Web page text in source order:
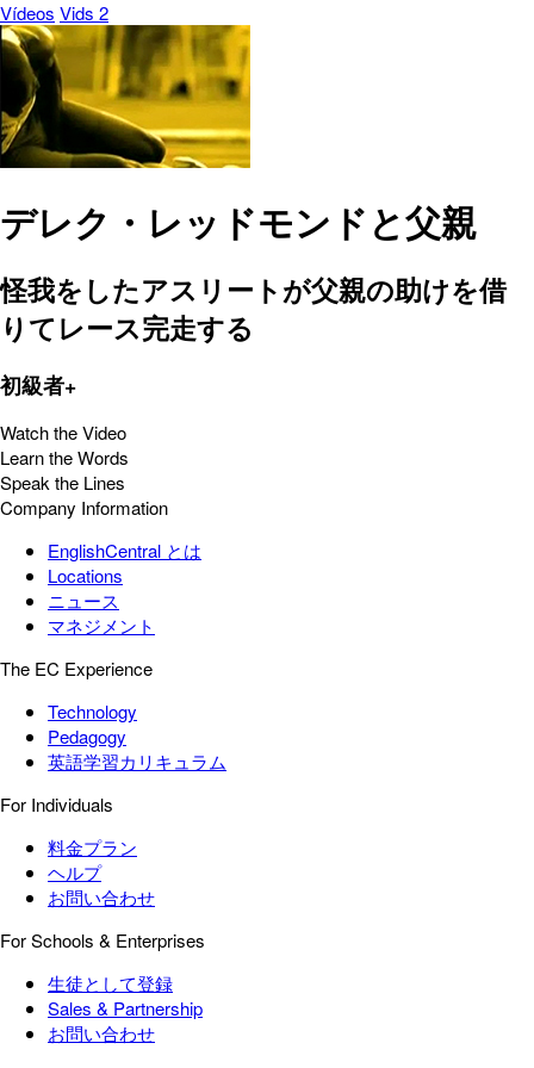
Vídeos Vids 2
デレク・レッドモンドと父親
怪我をしたアスリートが父親の助けを借
りてレース完走する
初級者+
Watch the Video
Learn the Words
Speak the Lines
Company Information
EnglishCentral とは
Locations
ニュース
マネジメント
The EC Experience
Technology
Pedagogy
英語学習カリキュラム
For Individuals
料金プラン
ヘルプ
お問い合わせ
For Schools & Enterprises
生徒として登録
Sales & Partnership
お問い合わせ